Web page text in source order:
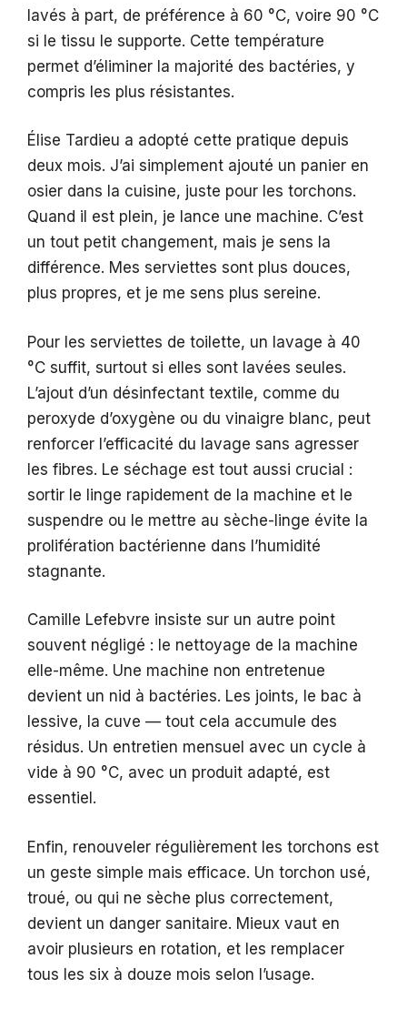
lavés à part, de préférence à 60 °C, voire 90 °C
si le tissu le supporte. Cette température
permet d’éliminer la majorité des bactéries, y
compris les plus résistantes.
Élise Tardieu a adopté cette pratique depuis
deux mois. J’ai simplement ajouté un panier en
osier dans la cuisine, juste pour les torchons.
Quand il est plein, je lance une machine. C’est
un tout petit changement, mais je sens la
différence. Mes serviettes sont plus douces,
plus propres, et je me sens plus sereine.
Pour les serviettes de toilette, un lavage à 40
°C suffit, surtout si elles sont lavées seules.
L’ajout d’un désinfectant textile, comme du
peroxyde d’oxygène ou du vinaigre blanc, peut
renforcer l’efficacité du lavage sans agresser
les fibres. Le séchage est tout aussi crucial :
sortir le linge rapidement de la machine et le
suspendre ou le mettre au sèche-linge évite la
prolifération bactérienne dans l’humidité
stagnante.
Camille Lefebvre insiste sur un autre point
souvent négligé : le nettoyage de la machine
elle-même. Une machine non entretenue
devient un nid à bactéries. Les joints, le bac à
lessive, la cuve — tout cela accumule des
résidus. Un entretien mensuel avec un cycle à
vide à 90 °C, avec un produit adapté, est
essentiel.
Enfin, renouveler régulièrement les torchons est
un geste simple mais efficace. Un torchon usé,
troué, ou qui ne sèche plus correctement,
devient un danger sanitaire. Mieux vaut en
avoir plusieurs en rotation, et les remplacer
tous les six à douze mois selon l’usage.